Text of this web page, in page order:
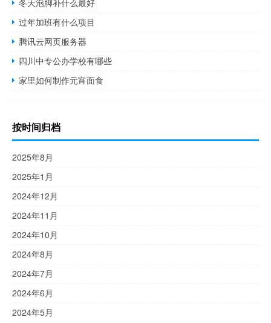
冬天泡脚补什么最好
过年加班有什么项目
腾讯云网页服务器
四川中专公办学校有哪些
家里如何制作元宵面食
按时间归档
2025年8月
2025年1月
2024年12月
2024年11月
2024年10月
2024年8月
2024年7月
2024年6月
2024年5月